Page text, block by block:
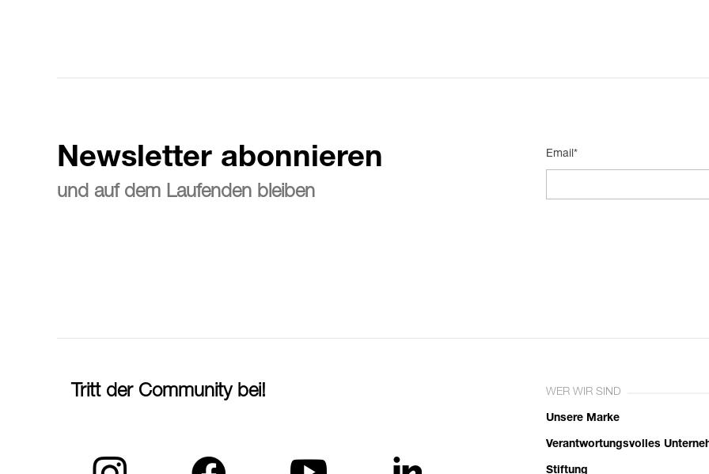
Newsletter abonnieren
und auf dem Laufenden bleiben
Email*
Tritt der Community bei! WER WIR SIND
Unsere Marke
Verantwortungsvolles
Stiftung